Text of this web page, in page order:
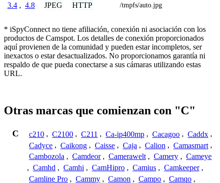
3.4 , 4.8 JPEG HTTP /tmpfs/auto.jpg
* iSpyConnect no tiene afiliación, conexión ni asociación con los
productos de Camspot. Los detalles de conexión proporcionados
aquí provienen de la comunidad y pueden estar incompletos, ser
inexactos o estar desactualizados. No proporcionamos garantía ni
respaldo de que pueda conectarse a sus cámaras utilizando estas
URL.
Otras marcas que comienzan con "C"
C c210 , C2100 , C211 , Ca-ip400mp , Cacagoo , Caddx ,
Cadyce , Caikong , Caisse , Caja , Calion , Camasmart ,
Cambozola , Camdeor , Camerawelt , Camery , Cameye
, Camhd , Camhi , CamHipro , Camius , Camkeeper ,
Camline Pro , Cammy , Camon , Campo , Camqo ,